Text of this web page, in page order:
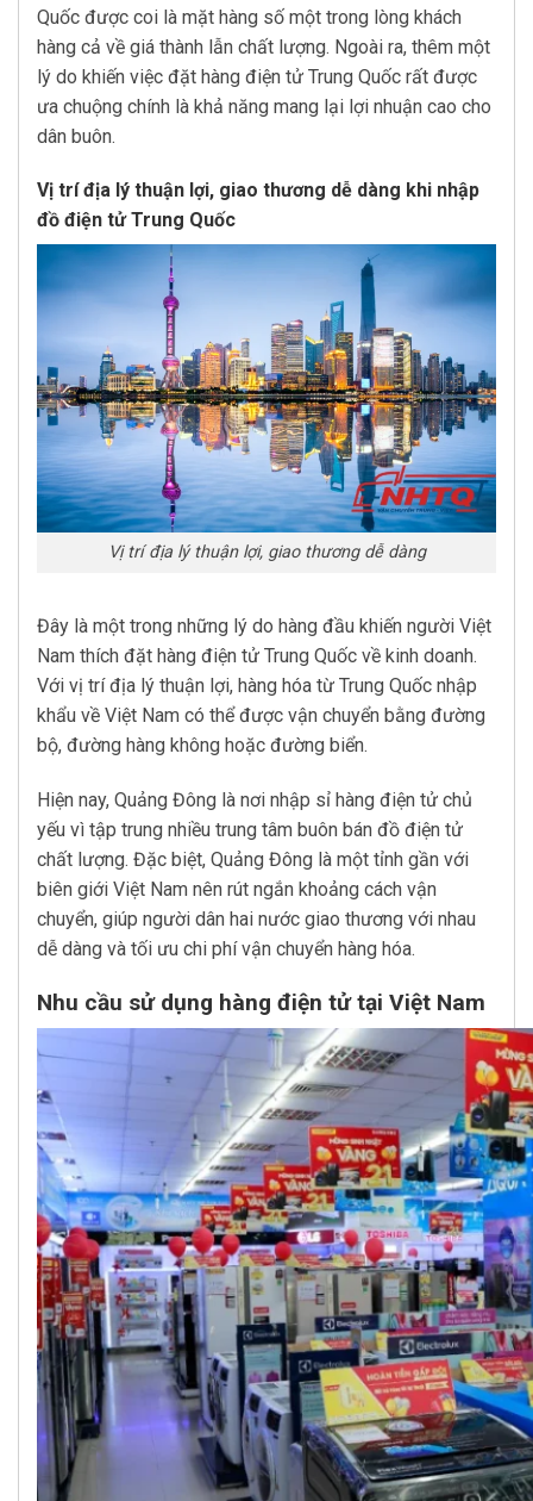
Quốc được coi là mặt hàng số một trong lòng khách
hàng cả về giá thành lẫn chất lượng. Ngoài ra, thêm một
lý do khiến việc đặt hàng điện tử Trung Quốc rất được
ưa chuộng chính là khả năng mang lại lợi nhuận cao cho
dân buôn.
Vị trí địa lý thuận lợi, giao thương dễ dàng khi nhập
đồ điện tử Trung Quốc
Vị trí địa lý thuận lợi, giao thương dễ dàng
Đây là một trong những lý do hàng đầu khiến người Việt
Nam thích đặt hàng điện tử Trung Quốc về kinh doanh.
Với vị trí địa lý thuận lợi, hàng hóa từ Trung Quốc nhập
khẩu về Việt Nam có thể được vận chuyển bằng đường
bộ, đường hàng không hoặc đường biển.
Hiện nay, Quảng Đông là nơi nhập sỉ hàng điện tử chủ
yếu vì tập trung nhiều trung tâm buôn bán đồ điện tử
chất lượng. Đặc biệt, Quảng Đông là một tỉnh gần với
biên giới Việt Nam nên rút ngắn khoảng cách vận
chuyển, giúp người dân hai nước giao thương với nhau
dễ dàng và tối ưu chi phí vận chuyển hàng hóa.
Nhu cầu sử dụng hàng điện tử tại Việt Nam